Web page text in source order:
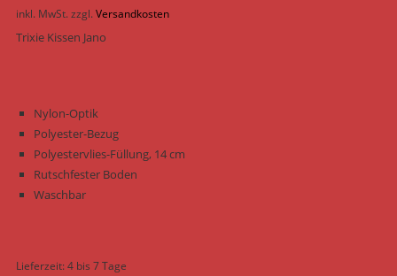
inkl. MwSt. zzgl. Versandkosten
Trixie Kissen Jano
Nylon-Optik
Polyester-Bezug
Polyestervlies-Füllung, 14 cm
Rutschfester Boden
Waschbar
Lieferzeit:4 bis 7 Tage